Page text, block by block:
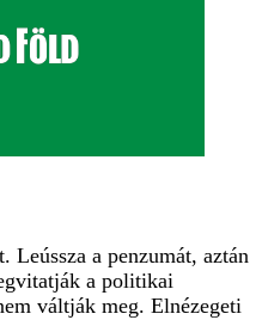
Leússza a penzumát, aztán
a politikai
váltják meg. Elnézegeti